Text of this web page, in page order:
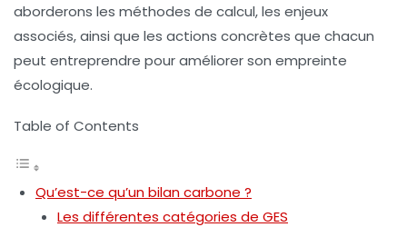
aborderons les méthodes de calcul, les enjeux
associés, ainsi que les actions concrètes que chacun
peut entreprendre pour améliorer son empreinte
écologique.
Table of Contents
Qu’est-ce qu’un bilan carbone ?
Les différentes catégories de GES